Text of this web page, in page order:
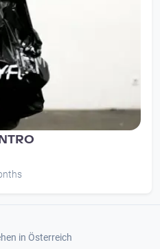
in Österreich